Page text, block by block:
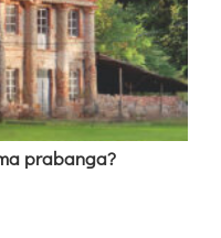
pra­ban­ga?